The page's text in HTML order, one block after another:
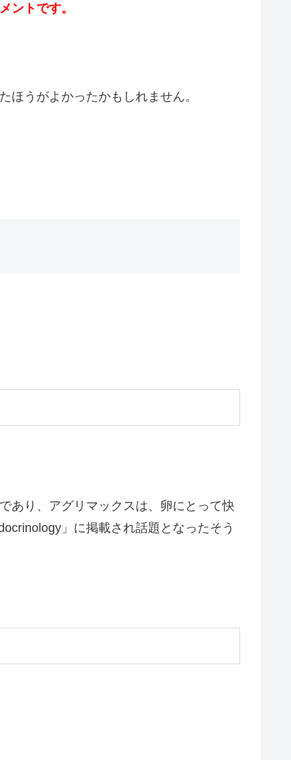
ントです。
ほうがよかったかもしれません。
あり、アグリマックスは、卵にとって快
」に掲載され話題となったそう